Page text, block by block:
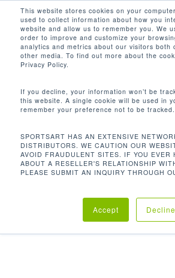
This website stores cookies on your
used to collect information about how you
website and allow us to remember you. We
order to improve and customize your
analytics and metrics about our visitors both
other media. To find out more about the
Privacy Policy.
If you decline, your information won’t be
this website. A single cookie will be used in
remember your preference not to be tracked.
SPORTSART HAS AN EXTENSIVE
DISTRIBUTORS. WE CAUTION OUR
AVOID FRAUDULENT SITES. IF YOU EVER
ABOUT A RESELLER'S RELATIONSHIP
PLEASE SUBMIT AN INQUIRY THROUGH
Accept Decline
main
content
跑步機的實際成本是多少？在為您
策時，您應該提出這個問題
向 SportsArt 採購設備，讓您的投
期下來，我們的低耗電／自供電技
量金錢 ，您在未來數年都能放心營
請在下方看看我們的比